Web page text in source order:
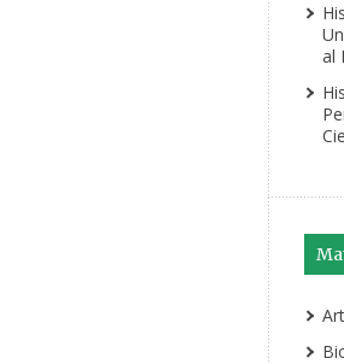
al